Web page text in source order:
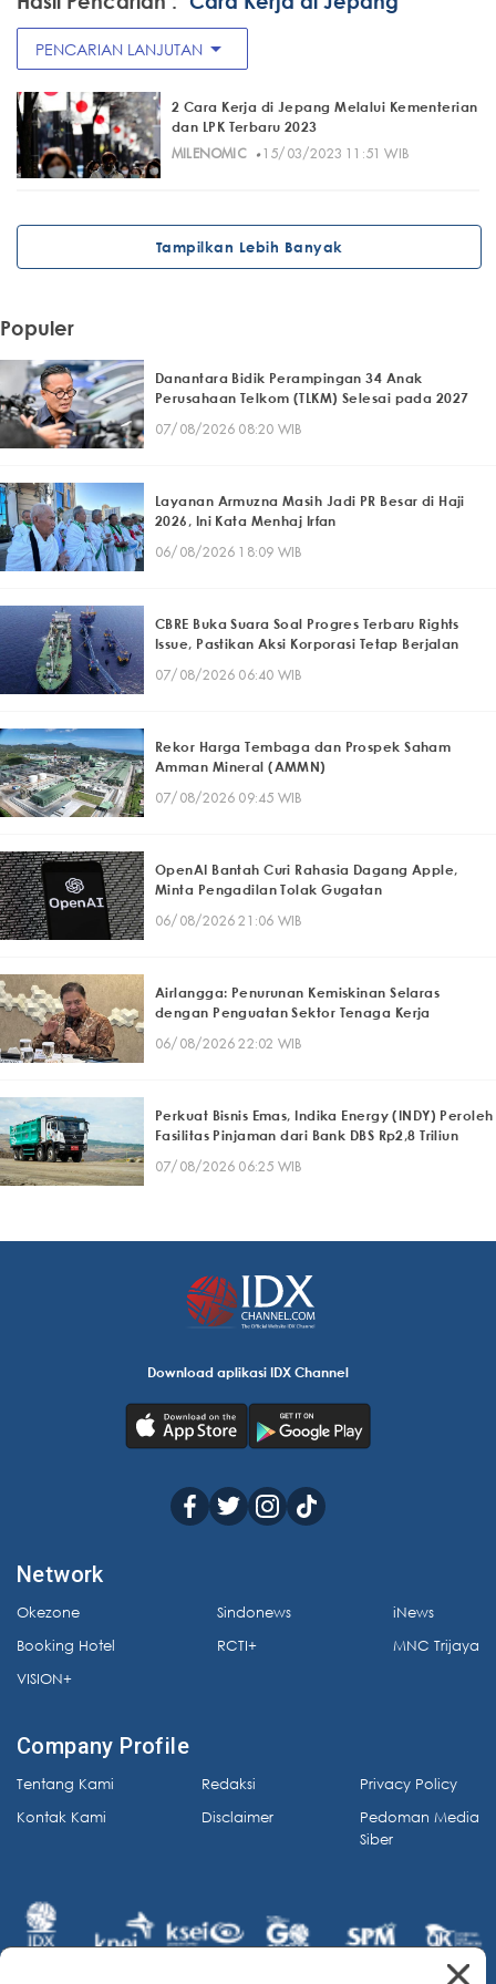
PENCARIAN LANJUTAN arrow_drop_down
2 Cara Kerja di Jepang Melalui Kementerian
dan LPK Terbaru 2023
MILENOMIC· 15/03/2023 11:51 WIB
Tampilkan Lebih Banyak
Populer
Danantara Bidik Perampingan 34 Anak
Perusahaan Telkom (TLKM) Selesai pada 2027
07/08/2026 08:20 WIB
Layanan Armuzna Masih Jadi PR Besar di Haji
2026, Ini Kata Menhaj Irfan
06/08/2026 18:09 WIB
CBRE Buka Suara Soal Progres Terbaru Rights
Issue, Pastikan Aksi Korporasi Tetap Berjalan
07/08/2026 06:40 WIB
Rekor Harga Tembaga dan Prospek Saham
Amman Mineral (AMMN)
07/08/2026 09:45 WIB
OpenAI Bantah Curi Rahasia Dagang Apple,
Minta Pengadilan Tolak Gugatan
06/08/2026 21:06 WIB
Airlangga: Penurunan Kemiskinan Selaras
dengan Penguatan Sektor Tenaga Kerja
06/08/2026 22:02 WIB
Perkuat Bisnis Emas, Indika Energy (INDY) Peroleh
Fasilitas Pinjaman dari Bank DBS Rp2,8 Triliun
07/08/2026 06:25 WIB
Download aplikasi IDX Channel
Network
Okezone
Booking Hotel
VISION+
Sindonews
RCTI+
iNews
MNC Trijaya
Company Profile
Tentang Kami
Kontak Kami
Redaksi
Disclaimer
Privacy Policy
Pedoman Media
Siber